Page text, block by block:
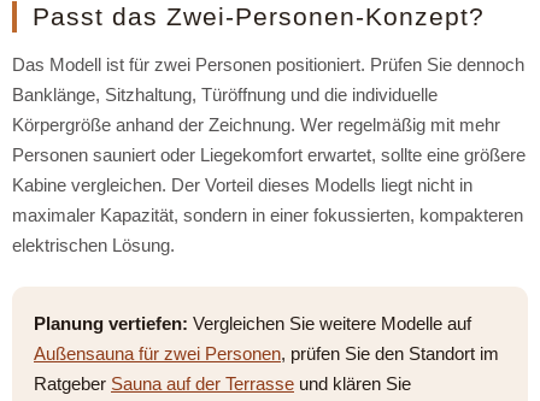
Passt das Zwei-Personen-Konzept?
Das Modell ist für zwei Personen positioniert. Prüfen Sie dennoch
Banklänge, Sitzhaltung, Türöffnung und die individuelle
Körpergröße anhand der Zeichnung. Wer regelmäßig mit mehr
Personen sauniert oder Liegekomfort erwartet, sollte eine größere
Kabine vergleichen. Der Vorteil dieses Modells liegt nicht in
maximaler Kapazität, sondern in einer fokussierten, kompakteren
elektrischen Lösung.
Planung vertiefen: Vergleichen Sie weitere Modelle auf
Außensauna für zwei Personen, prüfen Sie den Standort im
Ratgeber Sauna auf der Terrasse und klären Sie